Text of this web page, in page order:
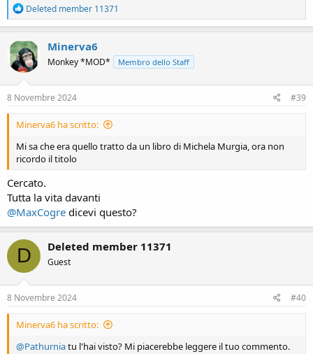
R
e
a
c
t
i
o
n
s
Deleted member 11371
Minerva6
Monkey *MOD* Membro dello Staff
8 Novembre 2024 #39
Minerva6 ha scritto:
Mi sa che era quello tratto da un libro di Michela Murgia, ora non
ricordo il titolo
Cercato.
Tutta la vita davanti
@MaxCogre dicevi questo?
D Deleted member 11371
Guest
8 Novembre 2024 #40
Minerva6 ha scritto:
@Pathurniatu l'hai visto? Mi piacerebbe leggere il tuo commento.